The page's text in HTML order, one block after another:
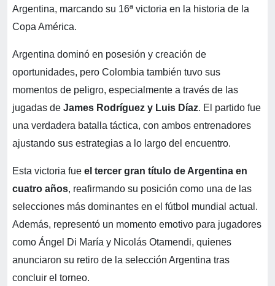
Argentina, marcando su 16ª victoria en la historia de la
Copa América.
Argentina dominó en posesión y creación de
oportunidades, pero Colombia también tuvo sus
momentos de peligro, especialmente a través de las
jugadas de James Rodríguez y Luis Díaz. El partido fue
una verdadera batalla táctica, con ambos entrenadores
ajustando sus estrategias a lo largo del encuentro.
Esta victoria fue el tercer gran título de Argentina en
cuatro años, reafirmando su posición como una de las
selecciones más dominantes en el fútbol mundial actual.
Además, representó un momento emotivo para jugadores
como Ángel Di María y Nicolás Otamendi, quienes
anunciaron su retiro de la selección Argentina tras
concluir el torneo.